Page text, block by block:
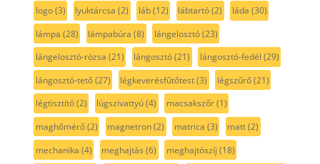
logo(3) lyuktárcsa (2) láb(12) lábtartó(2) láda (30)
lámpa (28) lámpabúra (8) lángelosztó(23)
lángelosztó-rózsa (21) lángosztó(21) lángosztó-fedél (29)
lángosztó-tető(27) légkeverésfűtőtest(3) légszűrő(21)
légtisztító(2) lúgszivattyú(4) macsakszőr(1)
maghőmérő(2) magnetron(2) matrica (3) matt(2)
mechanika (4) meghajtás (6) meghajtószíj (18)